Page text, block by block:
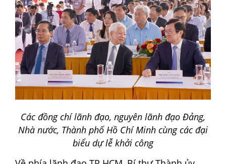
Các đồng chí lãnh đạo, nguyên lãnh đạo Đảng,
Nhà nước, Thành phố Hồ Chí Minh cùng các đại
biểu dự lễ khởi công